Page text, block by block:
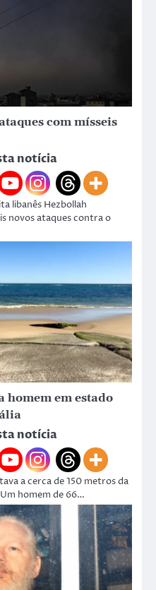
com mísseis
notícia
libanês Hezbollah
novos ataques contra o
homem em estado
notícia
a cerca de 150 metros da
homem de 66…